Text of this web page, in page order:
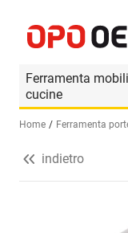
Ferramenta
cucine
Seleziona una
Home Ferramenta
indietro